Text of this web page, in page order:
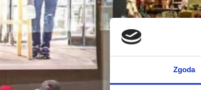
Zgoda